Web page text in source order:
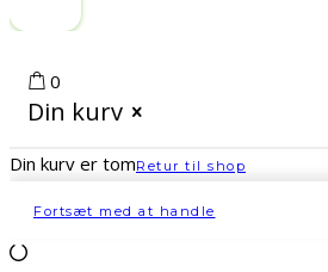
0
Din kurv
Din kurv er tomRetur til shop
Fortsæt med at handle